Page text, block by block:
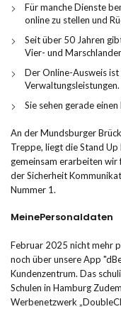
Für manche Dienste
online zu stellen und
Seit über 50 Jahren
Vier- und
Der Online-Ausweis
Verwaltungsleistungen.
Sie sehen gerade
An der Mundsburger
Treppe, liegt die Stand
gemeinsam erarbeiten wir
der Sicherheit
Nummer 1.
MeinePersonaldaten
Februar 2025 nicht mehr
noch über unsere App
Kundenzentrum. Das
Schulen in Hamburg
Werbenetzwerk